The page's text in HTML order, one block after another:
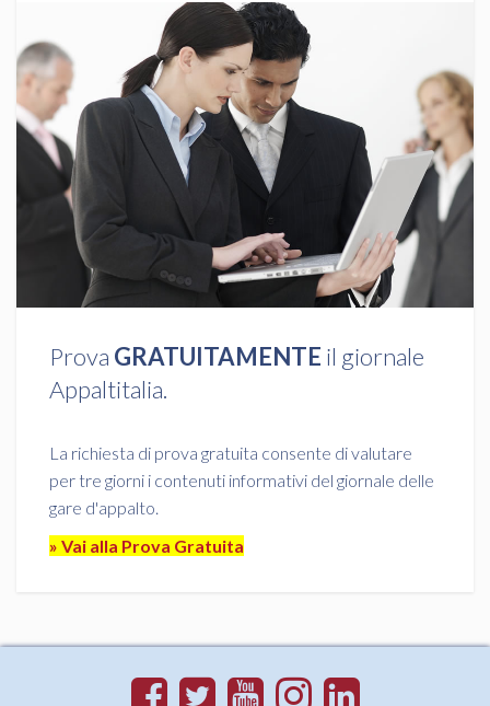
Prova GRATUITAMENTE il giornale
Appaltitalia.
La richiesta di prova gratuita consente di valutare
per tre giorni i contenuti informativi del giornale delle
gare d'appalto.
» Vai alla Prova Gratuita